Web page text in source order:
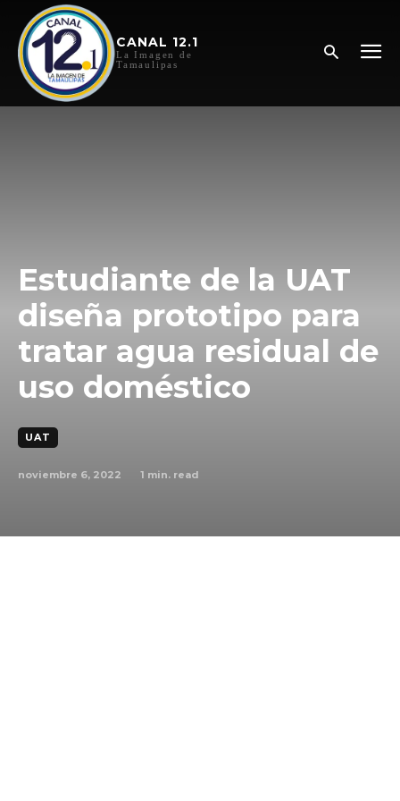
CANAL 12.1
La Imagen de
Tamaulipas
Estudiante de la UAT
diseña prototipo para
tratar agua residual de
uso doméstico
UAT
noviembre 6, 2022 1 min. read